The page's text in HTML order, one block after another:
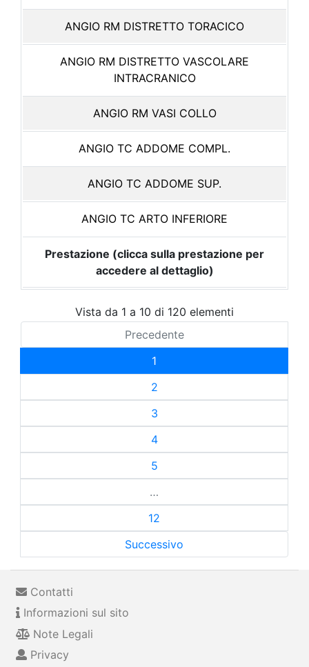
ANGIO RM DISTRETTO TORACICO
ANGIO RM DISTRETTO VASCOLARE
INTRACRANICO
ANGIO RM VASI COLLO
ANGIO TC ADDOME COMPL.
ANGIO TC ADDOME SUP.
ANGIO TC ARTO INFERIORE
Prestazione (clicca sulla prestazione per
accedere al dettaglio)
Vista da 1 a 10 di 120 elementi
Precedente
1
2
3
4
5
…
12
Successivo
Contatti
Informazioni sul sito
Note Legali
Privacy